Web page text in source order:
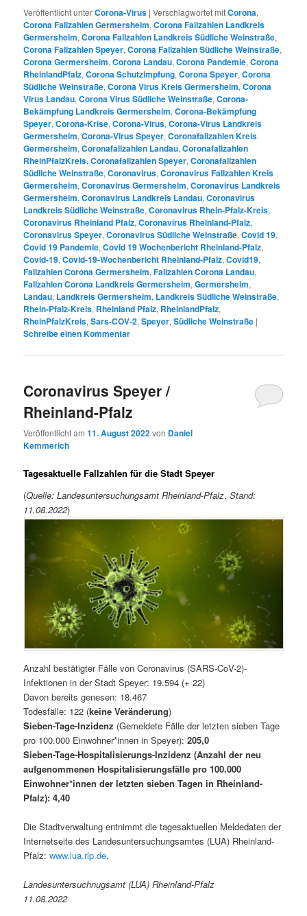
Veröffentlicht unterCorona-Virus |Verschlagwortet mitCorona,
Corona Fallzahlen Germersheim,Corona Fallzahlen Landkreis
Germersheim,Corona Fallzahlen Landkreis Südliche Weinstraße,
Corona Fallzahlen Speyer,Corona Fallzahlen Südliche Weinstraße,
Corona Germersheim,Corona Landau,Corona Pandemie,Corona
RheinlandPfalz,Corona Schutzimpfung,Corona Speyer,Corona
Südliche Weinstraße,Corona Virus Kreis Germersheim,Corona
Virus Landau,Corona Virus Südliche Weinstraße,Corona-
Bekämpfung Landkreis Germersheim,Corona-Bekämpfung
Speyer,Corona-Krise,Corona-Virus,Corona-Virus Landkreis
Germersheim,Corona-Virus Speyer,Coronafallzahlen Kreis
Germersheim,Coronafallzahlen Landau,Coronafallzahlen
RheinPfalzKreis,Coronafallzahlen Speyer,Coronafallzahlen
Südliche Weinstraße,Coronavirus,Coronavirus Fallzahlen Kreis
Germersheim,Coronavirus Germersheim,Coronavirus Landkreis
Germersheim,Coronavirus Landkreis Landau,Coronavirus
Landkreis Südliche Weinstraße,Coronavirus Rhein-Pfalz-Kreis,
Coronavirus Rheinland Pfalz,Coronavirus Rheinland-Pfalz,
Coronavirus Speyer,Coronavirus Südliche Weinstraße,Covid 19,
Covid 19 Pandemie,Covid 19 Wochenbericht Rheinland-Pfalz,
Covid-19,Covid-19-Wochenbericht Rheinland-Pfalz,Covid19,
Fallzahlen Corona Germersheim,Fallzahlen Corona Landau,
Fallzahlen Corona Landkreis Germersheim,Germersheim,
Landau, Landkreis Germersheim, Landkreis Südliche Weinstraße,
Rhein-Pfalz-Kreis, Rheinland Pfalz, RheinlandPfalz,
RheinPfalzKreis,Sars-COV-2,Speyer,Südliche Weinstraße |
Schreibe einen Kommentar
Coronavirus Speyer /
Rheinland-Pfalz
Veröffentlicht am11. August 2022von Daniel
Kemmerich
Tagesaktuelle Fallzahlen für die Stadt Speyer
(Quelle: Landesuntersuchungsamt Rheinland-Pfalz, Stand:
11.08.2022)
Anzahl bestätigter Fälle von Coronavirus (SARS-CoV-2)-
Infektionen in der Stadt Speyer: 19.594 (+ 22)
Davon bereits genesen: 18.467
Todesfälle: 122 (keine Veränderung)
Sieben-Tage-Inzidenz (Gemeldete Fälle der letzten sieben Tage
pro 100.000 Einwohner*innen in Speyer): 205,0
Sieben-Tage-Hospitalisierungs-Inzidenz (Anzahl der neu
aufgenommenen Hospitalisierungsfälle pro 100.000
Einwohner*innen der letzten sieben Tagen in Rheinland-
Pfalz): 4,40
Die Stadtverwaltung entnimmt die tagesaktuellen Meldedaten der
Internetseite des Landesuntersuchungsamtes (LUA) Rheinland-
Pfalz:www.lua.rlp.de.
Landesuntersuchnugsamt (LUA) Rheinland-Pfalz
11.08.2022